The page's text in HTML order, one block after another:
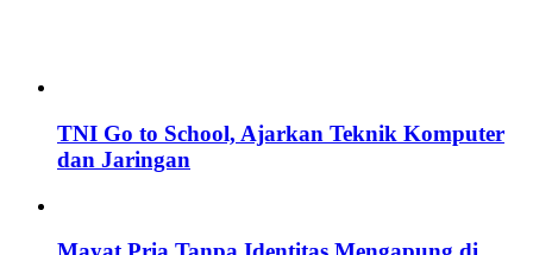
TNI Go to School, Ajarkan Teknik Komputer
dan Jaringan